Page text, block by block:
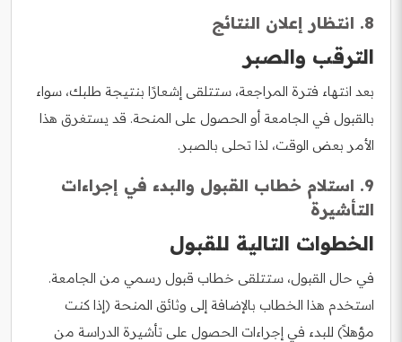
8. انتظار إعلان النتائج
الترقب والصبر
بعد انتهاء فترة المراجعة، ستتلقى إشعارًا بنتيجة طلبك، سواء
بالقبول في الجامعة أو الحصول على المنحة. قد يستغرق هذا
الأمر بعض الوقت، لذا تحلى بالصبر.
9. استلام خطاب القبول والبدء في إجراءات
التأشيرة
الخطوات التالية للقبول
في حال القبول، ستتلقى خطاب قبول رسمي من الجامعة.
استخدم هذا الخطاب بالإضافة إلى وثائق المنحة (إذا كنت
مؤهلاً) للبدء في إجراءات الحصول على تأشيرة الدراسة من